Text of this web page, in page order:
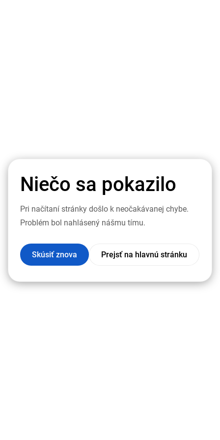
Niečo sa pokazilo
Pri načítaní stránky došlo k neočakávanej chybe.
Problém bol nahlásený nášmu tímu.
Skúsiť znova Prejsť na hlavnú stránku